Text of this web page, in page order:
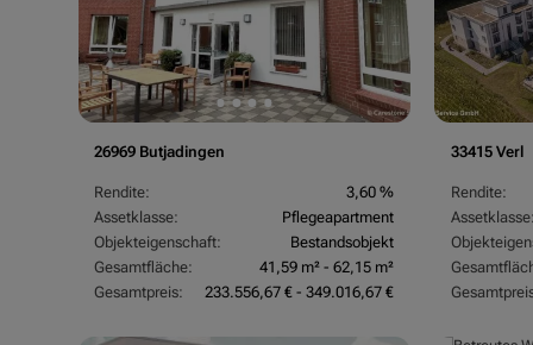
26969 Butjadingen
Rendite:
3,60 %
Assetklasse:
Pflegeapartment
Objekteigenschaft:
Bestandsobjekt
Gesamtfläche:
41,59 m² - 62,15 m²
Gesamtpreis:
233.556,67 € - 349.016,67 €
33415 Verl
Rendite: